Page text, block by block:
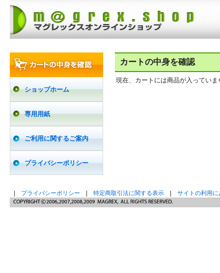
ショップホーム
専用用紙
ご利用に関するご案内
プライバシーポリシー
カートの中身を確認
現在、カートには商品が入っていま
プライバシーポリシー 特定商取引法に関する表示 サイトの利用に